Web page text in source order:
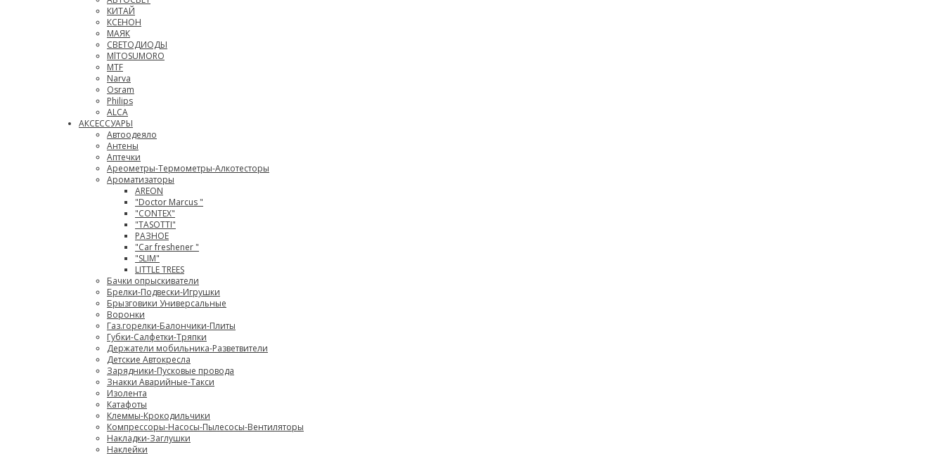
КИТАЙ
КСЕНОН
МАЯК
СВЕТОДИОДЫ
MlTOSUMORO
MTF
Narva
Osram
Philips
ALCA
АКСЕССУАРЫ
Автоодеяло
Антены
Аптечки
Ареометры-Термометры-Алкотесторы
Ароматизаторы
AREON
"Doctor Marcus "
"CONTEX"
"TASOTTI"
РАЗНОЕ
"Car freshener "
"SLIM"
LITTLE TREES
Бачки опрыскиватели
Брелки-Подвески-Игрушки
Брызговики Универсальные
Воронки
Газ.горелки-Балончики-Плиты
Губки-Салфетки-Тряпки
Держатели мобильника-Разветвители
Детские Автокресла
Зарядники-Пусковые провода
Знакки Аварийные-Такси
Изолента
Катафоты
Клеммы-Крокодильчики
Компрессоры-Насосы-Пылесосы-Вентиляторы
Накладки-Заглушки
Наклейки